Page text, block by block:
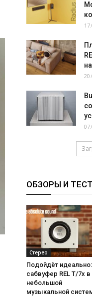
ОБЗОРЫ И
Стерео
Подойдёт идеально:
сабвуфер REL T/7x в
небольшой
музыкальной